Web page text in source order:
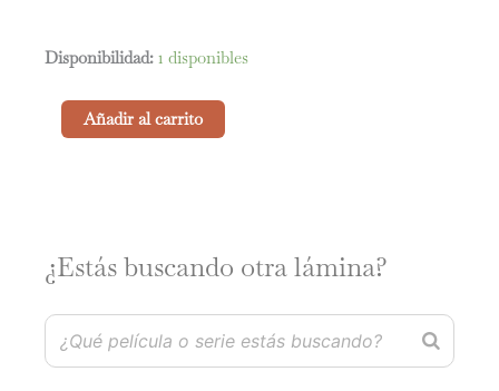
Disponibilidad: 1 disponibles
Porco
cantidadAñadir al carrito
¿Estás buscando otra lámina?